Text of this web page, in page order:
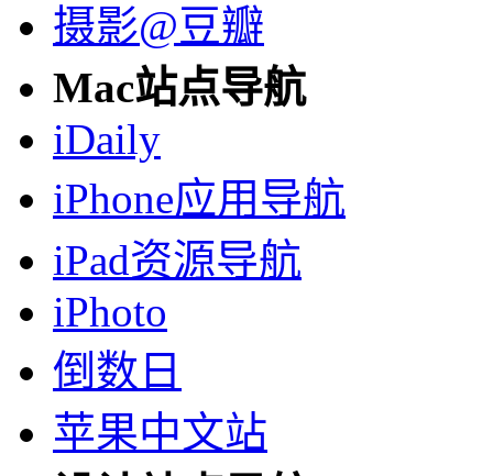
摄影@豆瓣
Mac站点导航
iDaily
iPhone应用导航
iPad资源导航
iPhoto
倒数日
苹果中文站